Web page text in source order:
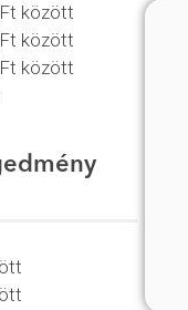
között
között
között